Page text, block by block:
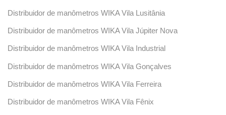
Distribuidor de manômetros WIKA Vila Lusitânia
Distribuidor de manômetros WIKA Vila Júpiter Nova
Distribuidor de manômetros WIKA Vila Industrial
Distribuidor de manômetros WIKA Vila Gonçalves
Distribuidor de manômetros WIKA Vila Ferreira
Distribuidor de manômetros WIKA Vila Fênix